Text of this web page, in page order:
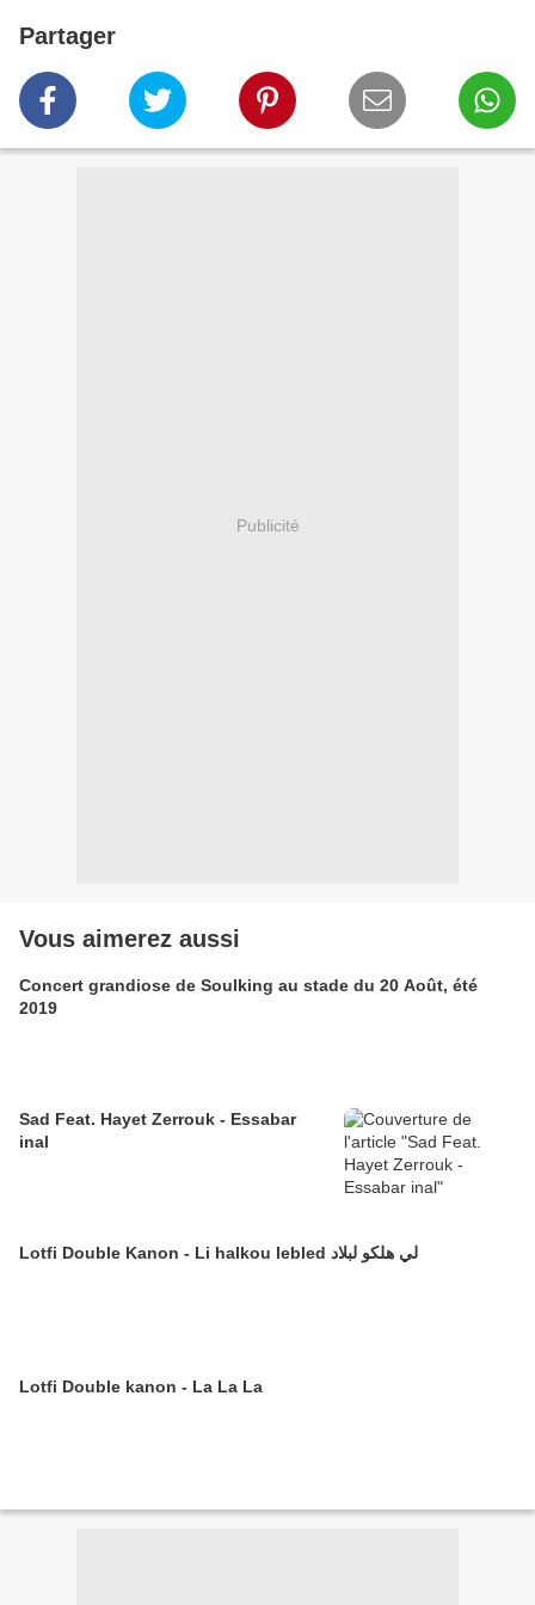
Partager
Publicité
Vous aimerez aussi
Concert grandiose de Soulking au stade du 20 Août, été
2019
Sad Feat. Hayet Zerrouk - Essabar
inal
Lotfi Double Kanon - Li halkou lebled لي هلكو لبلاد
Lotfi Double kanon - La La La